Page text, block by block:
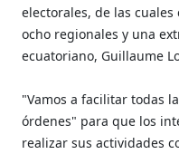
electorales, de las
ocho regionales y una
ecuatoriano, Guillaume
"Vamos a facilitar todas
órdenes" para que los
realizar sus actividades